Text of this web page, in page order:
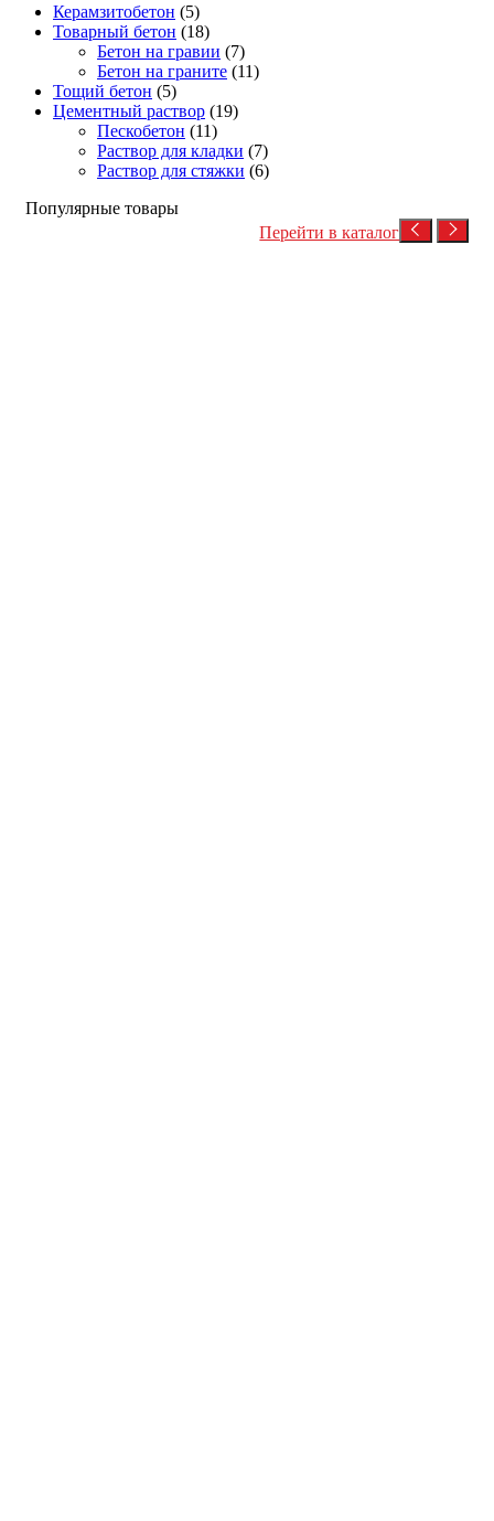
Керамзитобетон (5)
Товарный бетон (18)
Бетон на гравии (7)
Бетон на граните (11)
Тощий бетон (5)
Цементный раствор (19)
Пескобетон (11)
Раствор для кладки (7)
Раствор для стяжки (6)
Популярные товары
Перейти в каталог